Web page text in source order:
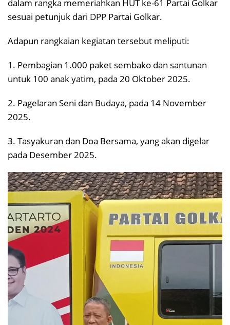
dalam rangka memeriahkan HUT ke-61 Partai Golkar
sesuai petunjuk dari DPP Partai Golkar.
Adapun rangkaian kegiatan tersebut meliputi:
1. Pembagian 1.000 paket sembako dan santunan
untuk 100 anak yatim, pada 20 Oktober 2025.
2. Pagelaran Seni dan Budaya, pada 14 November
2025.
3. Tasyakuran dan Doa Bersama, yang akan digelar
pada Desember 2025.